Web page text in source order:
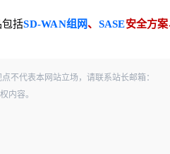
括SD-WAN组网、 SASE安全方
不代表本网站立场，请联系站长邮箱：
内容。